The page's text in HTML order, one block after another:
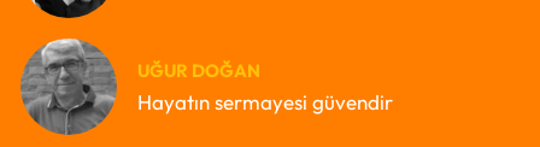
UĞUR DOĞAN
Hayatın sermayesi güvendir